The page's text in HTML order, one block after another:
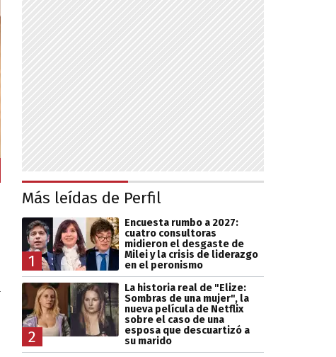
Más leídas de Perfil
1
Encuesta rumbo a 2027:
cuatro consultoras
midieron el desgaste de
Milei y la crisis de liderazgo
en el peronismo
2
La historia real de "Elize:
Sombras de una mujer", la
nueva película de Netflix
sobre el caso de una
esposa que descuartizó a
su marido